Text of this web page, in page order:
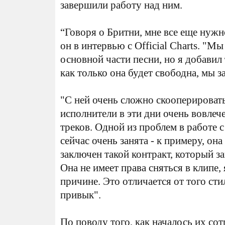
завершили работу над ним.
“Говоря о Бритни, мне все еще
он в интервью с Official Charts. "Мы
основной части песни, но я
как только она будет свободна, мы
"С ней очень сложно
исполнители в эти дни очень
треков. Одной из проблем в работе
сейчас очень занята - к примеру,
заключен такой контракт, который
Она не имеет права сняться в
причине. Это отличается от того
привык".
По поводу того, как началось их